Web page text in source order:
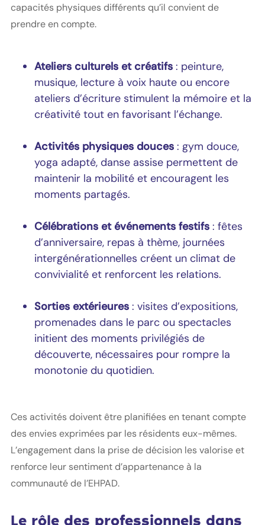
capacités physiques différents qu’il convient de
prendre en compte.
Ateliers culturels et créatifs : peinture,
musique, lecture à voix haute ou encore
ateliers d’écriture stimulent la mémoire et la
créativité tout en favorisant l’échange.
Activités physiques douces : gym douce,
yoga adapté, danse assise permettent de
maintenir la mobilité et encouragent les
moments partagés.
Célébrations et événements festifs : fêtes
d’anniversaire, repas à thème, journées
intergénérationnelles créent un climat de
convivialité et renforcent les relations.
Sorties extérieures : visites d’expositions,
promenades dans le parc ou spectacles
initient des moments privilégiés de
découverte, nécessaires pour rompre la
monotonie du quotidien.
Ces activités doivent être planifiées en tenant compte
des envies exprimées par les résidents eux-mêmes.
L’engagement dans la prise de décision les valorise et
renforce leur sentiment d’appartenance à la
communauté de l’EHPAD.
Le rôle des professionnels dans